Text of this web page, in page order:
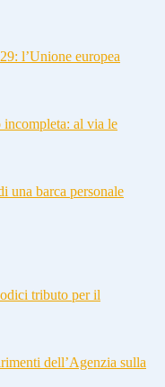
l’Unione europea
al via le
una barca personale
tributo per il
dell’Agenzia sulla